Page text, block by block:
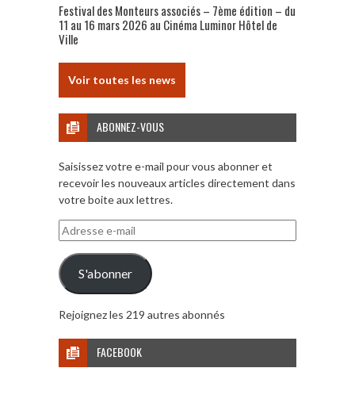
Festival des Monteurs associés – 7ème édition – du
11 au 16 mars 2026 au Cinéma Luminor Hôtel de
Ville
Voir toutes les news
ABONNEZ-VOUS
Saisissez votre e-mail pour vous abonner et
recevoir les nouveaux articles directement dans
votre boite aux lettres.
Adresse
e-
mail
S'abonner
Rejoignez les 219 autres abonnés
FACEBOOK